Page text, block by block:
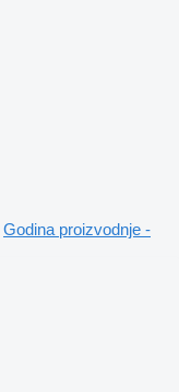
Godina proizvodnje -